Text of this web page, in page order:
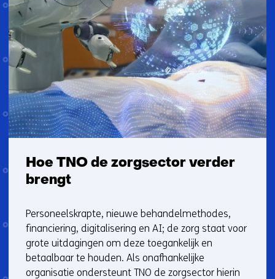
Hoe TNO de zorgsector verder
brengt
Personeelskrapte, nieuwe behandelmethodes,
financiering, digitalisering en AI; de zorg staat voor
grote uitdagingen om deze toegankelijk en
betaalbaar te houden. Als onafhankelijke
organisatie ondersteunt TNO de zorgsector hierin